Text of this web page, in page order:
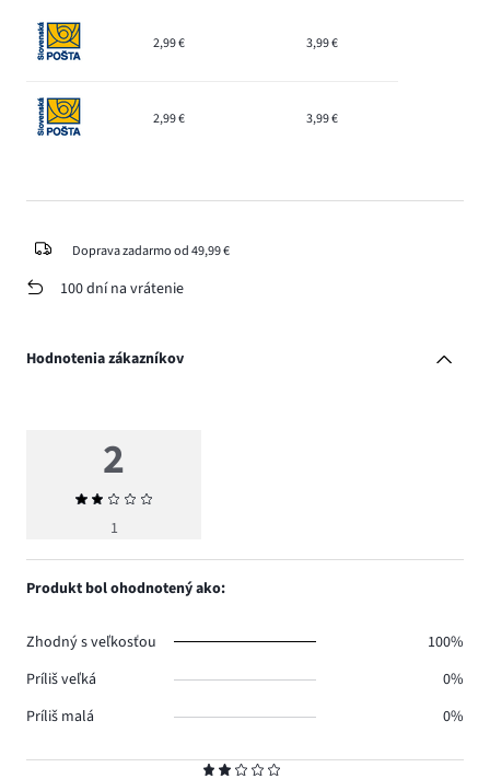
2,99 € 3,99 €
2,99 € 3,99 €
Doprava zadarmo od 49,99 €
100 dní na vrátenie
Hodnotenia zákazníkov
2
Priemerné
hodnotenie
1
Produkt bol ohodnotený ako:
Zhodný s veľkosťou
100%
Príliš veľká
0%
Príliš malá
0%